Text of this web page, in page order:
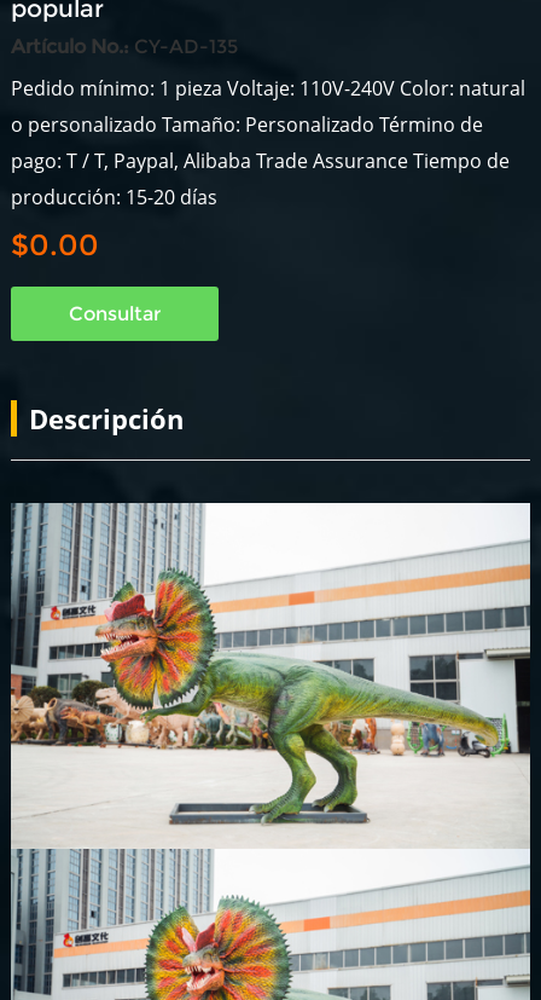
popular
Artículo No.: CY-AD-135
Pedido mínimo: 1 pieza Voltaje: 110V-240V Color: natural
o personalizado Tamaño: Personalizado Término de
pago: T / T, Paypal, Alibaba Trade Assurance Tiempo de
producción: 15-20 días
$0.00
Consultar
Descripción